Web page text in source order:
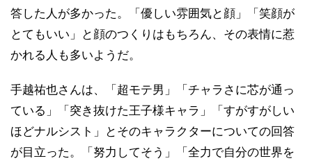
答した人が多かった。「優しい雰囲気と顔」「笑顔が
とてもいい」と顔のつくりはもちろん、その表情に惹
かれる人も多いようだ。
手越祐也さんは、「超モテ男」「チャラさに芯が通っ
ている」「突き抜けた王子様キャラ」「すがすがしい
ほどナルシスト」とそのキャラクターについての回答
が目立った。「努力してそう」「全力で自分の世界を